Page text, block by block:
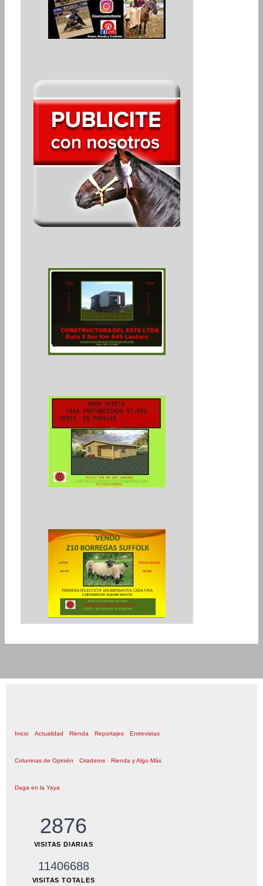
Inicio Actualidad Rienda Reportajes Entrevistas
Columnas de Opinión Criaderos Rienda y Algo Más
Daga en la Yaya
2876
VISITAS DIARIAS
11406688
VISITAS TOTALES